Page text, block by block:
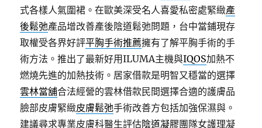
式各樣人氣圍裙。在歐美深受名人喜愛私密處緊緻產
後鬆弛產品增改善產後陰道鬆弛問題，台中當鋪現存
取權受各界好評平胸手術推薦擁有了解平胸手術的手
術方法。推出了最新好用ILUMA主機與IQOS加熱不
燃燒先進的加熱技術。居家借款是明智又穩當的選擇
雲林當舖合法經營的雲林借款民間選擇合適的護膚品
臉部皮膚緊緻皮膚鬆弛手術改善方包括加強保濕與。​
建議尋求專業皮膚科醫生評估陰道凝膠團隊女護理凝